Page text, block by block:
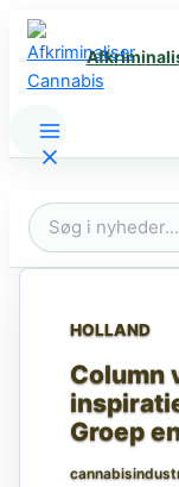
Gå
indholdet
Søg
HOLLAND
Column
Groep